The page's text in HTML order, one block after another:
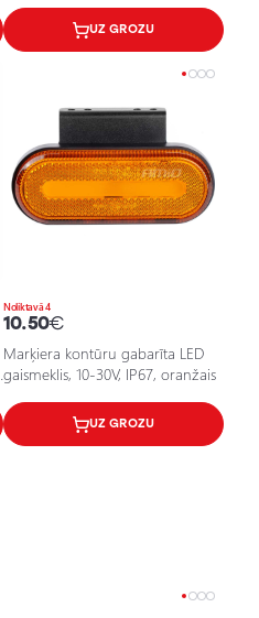
UZ GROZU
Noliktavā 4
10.50€
Marķiera kontūru gabarīta LED
gaismeklis, 10-30V, IP67, oranžais
UZ GROZU